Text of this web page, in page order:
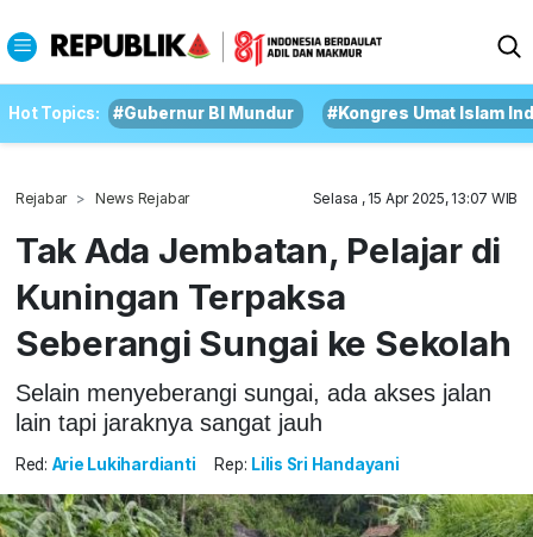
Hot Topics: #Gubernur BI Mundur #Kongres Umat Islam
Rejabar News Rejabar Selasa , 15 Apr 2025, 13:07 WIB
Tak Ada Jembatan, Pelajar di
Kuningan Terpaksa
Seberangi Sungai ke Sekolah
Selain menyeberangi sungai, ada akses jalan
lain tapi jaraknya sangat jauh
Red: Arie Lukihardianti Rep: Lilis Sri Handayani